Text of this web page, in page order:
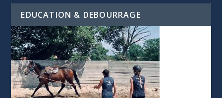
EDUCATION & DEBOURRAGE